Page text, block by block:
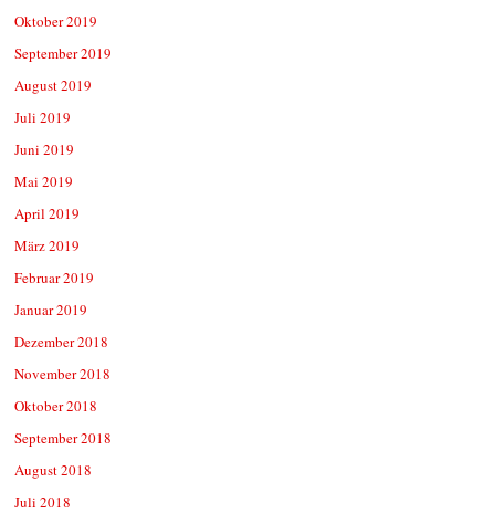
Oktober 2019
September 2019
August 2019
Juli 2019
Juni 2019
Mai 2019
April 2019
März 2019
Februar 2019
Januar 2019
Dezember 2018
November 2018
Oktober 2018
September 2018
August 2018
Juli 2018